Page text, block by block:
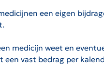
een eigen
medicijn weet en
een vast bedrag per